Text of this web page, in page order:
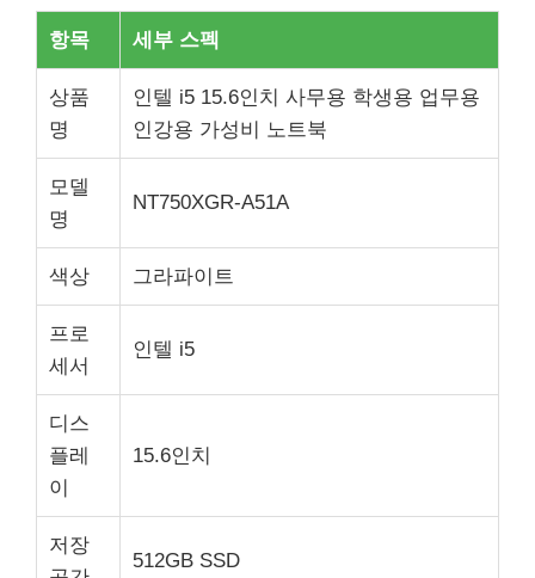
항목 세부 스펙
상품
명
인텔 i5 15.6인치 사무용 학생용 업무용
인강용 가성비 노트북
모델
명
NT750XGR-A51A
색상 그라파이트
프로
세서
인텔 i5
디스
플레
이
15.6인치
저장
512GB SSD